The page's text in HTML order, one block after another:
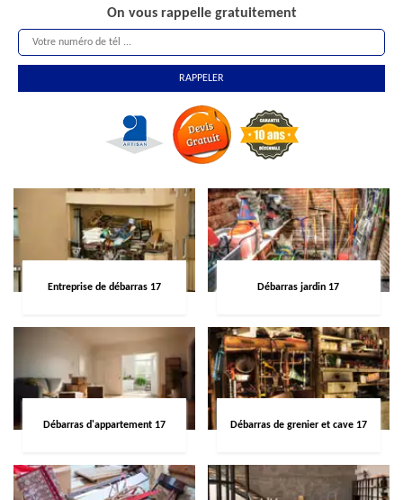
On vous rappelle gratuitement
Entreprise de débarras 17 Débarras jardin 17
Débarras d'appartement 17 Débarras de grenier et cave 17